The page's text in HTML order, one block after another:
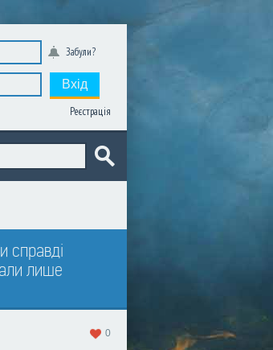
Забули?
Вхід
Реєстрація
справді
лише
0